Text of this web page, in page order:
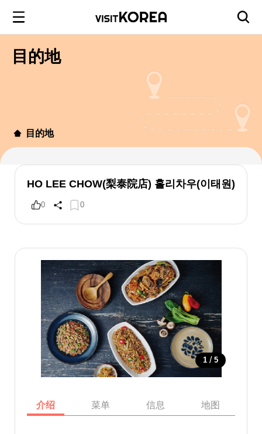
目的地
目的地
HO LEE CHOW(梨泰院店) 홀리차우(이태원)
0 0
1 / 5
介绍 菜单 信息 地图